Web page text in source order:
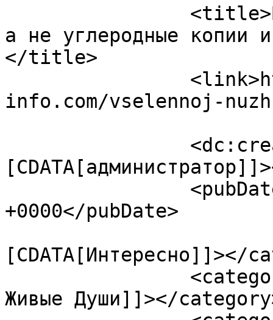
а не углеродные копии
</title>
info.com/vselennoj-
+0000</pubDate>
[CDATA[Интересно]]></
Живые Души]]></